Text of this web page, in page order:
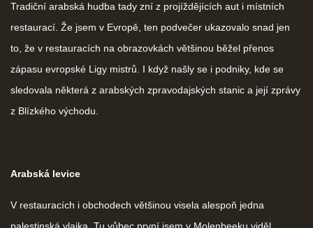
Tradiční arabská hudba tady zní z projíždějících aut i místních
restaurací. Že jsem v Evropě, ten podvečer ukazovalo snad jen
to, že v restauracích na obrazovkách většinou běžel přenos
zápasu evropské Ligy mistrů. I když našly se i podniky, kde se
sledovala některá z arabských zpravodajských stanic a její zprávy
z Blízkého východu.
Arabská levice
V restauracích i obchodech většinou visela alespoň jedna